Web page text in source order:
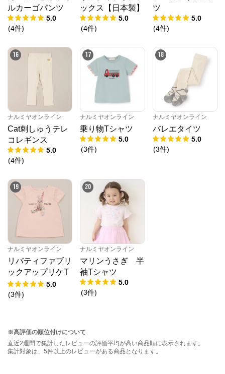
ルカーゴパンツ
5.0
(4件)
ックス【日本製】
5.0
(4件)
ツ
5.0
(4件)
16
ナルミヤオンライン
Cat刺しゅうテレ
コレギンス
5.0
(4件)
17
ナルミヤオンライン
乗り物Tシャツ
5.0
(3件)
18
ナルミヤオンライン
バレエタイツ
5.0
(3件)
19
ナルミヤオンライン
リバティファブリ
ックアップリケT
シャツ
5.0
(3件)
20
ナルミヤオンライン
マリンうさぎ 半
袖Tシャツ
5.0
(3件)
※高評価の順位付けについて
直近2週間で集計したレビューの評価平均が高い商品順に表示されます。
集計対象は、5件以上のレビューがある商品となります。